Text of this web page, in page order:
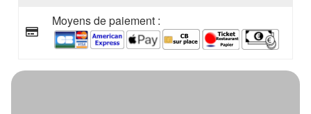
Moyens de paiement :